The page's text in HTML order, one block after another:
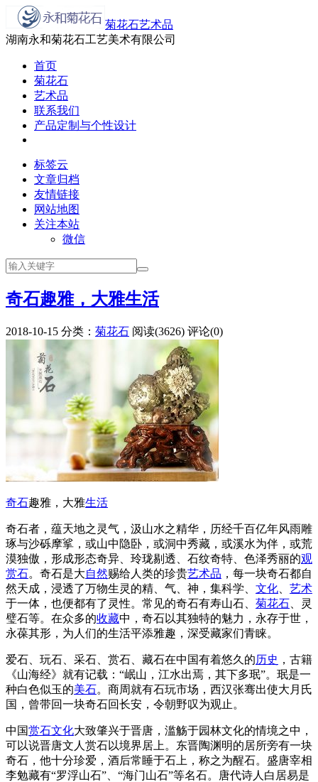
菊花石艺术品
湖南永和菊花石工艺美术有限公司
首页
菊花石
艺术品
联系我们
产品定制与个性设计
标签云
文章归档
友情链接
网站地图
关注本站
微信
奇石趣雅，大雅生活
2018-10-15 分类： 菊花石 阅读(3626) 评论(0)
奇石趣雅，大雅生活
奇石者，蕴天地之灵气，汲山水之精华，历经千百亿年风雨雕
琢与沙砾摩挲，或山中隐卧，或洞中秀藏，或溪水为伴，或荒
漠独傲，形成形态奇异、玲珑剔透、石纹奇特、色泽秀丽的观
赏石。奇石是大自然赐给人类的珍贵艺术品 ，每一块奇石都自
然天成，浸透了万物生灵的精、气、神，集科学、 文化
艺术
于一体，也便都有了灵性。常见的奇石有寿山石、 菊花石 、灵
璧石等。在众多的收藏中，奇石以其独特的魅力，永存于世，
永葆其形，为人们的生活平添雅趣，深受藏家们青睐。
爱石、玩石、采石、赏石、藏石在中国有着悠久的历史 ，古籍
《山海经》就有记载：“岷山，江水出焉，其下多珉”。珉是一
种白色似玉的美石。商周就有石玩市场，西汉张骞出使大月氏
国，曾带回一块奇石回长安，令朝野叹为观止。
中国赏石文化大致肇兴于晋唐，滥觞于园林文化的情境之中，
可以说晋唐文人赏石以境界居上。东晋陶渊明的居所旁有一块
奇石，他十分珍爱，酒后常睡于石上，称之为醒石。盛唐宰相
李勉藏有“罗浮山石”、“海门山石”等名石。唐代诗人白居易是